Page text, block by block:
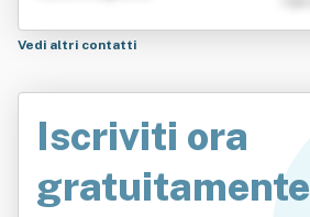
Vedi altri contatti
Iscriviti ora
gratuitamente